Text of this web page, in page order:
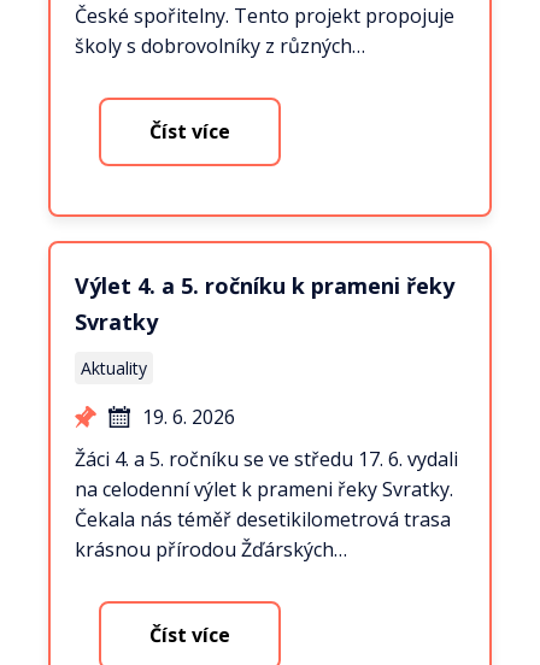
České spořitelny. Tento projekt propojuje
školy s dobrovolníky z různých…
Číst více
Výlet 4. a 5. ročníku k prameni řeky
Svratky
Aktuality
19. 6. 2026
Žáci 4. a 5. ročníku se ve středu 17. 6. vydali
na celodenní výlet k prameni řeky Svratky.
Čekala nás téměř desetikilometrová trasa
krásnou přírodou Žďárských…
Číst více